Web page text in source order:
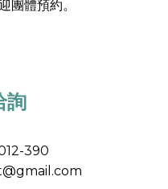
團體預約。
詢
390